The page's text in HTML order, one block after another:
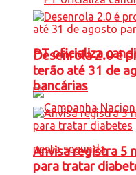
PT oficializa
Desenrola 2.0 é
terão até 31 de
bancárias
Anvisa registra 5
para tratar